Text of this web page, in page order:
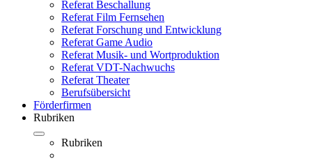
Referat Beschallung
Referat Film Fernsehen
Referat Forschung und Entwicklung
Referat Game Audio
Referat Musik- und Wortproduktion
Referat VDT-Nachwuchs
Referat Theater
Berufsübersicht
Förderfirmen
Rubriken
Rubriken